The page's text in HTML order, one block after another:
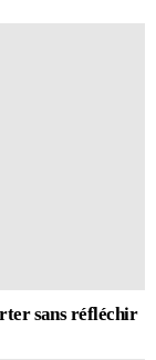
sans réfléchir